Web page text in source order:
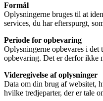
Formål
Oplysningerne bruges til at
services, du har efterspurgt,
Periode for opbevaring
Oplysningerne opbevares i
opbevaring. Det er derfor ikke
Videregivelse af oplysninger
Data om din brug af websitet,
hvilke tredjeparter, der er tale